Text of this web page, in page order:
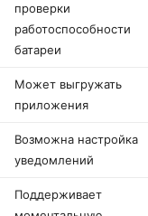
проверки
работоспособности
батареи
Может выгружать
приложения
Возможна настройка
уведомлений
Поддерживает